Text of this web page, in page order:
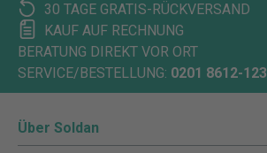
30 TAGE GRATIS-RÜCKVERSAND
KAUF AUF RECHNUNG
BERATUNG DIREKT VOR ORT
SERVICE/BESTELLUNG: 0201 8612-123
Über Soldan